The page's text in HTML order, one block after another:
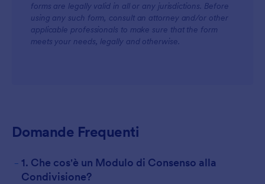
forms are legally valid in all or any jurisdictions. Before
using any such form, consult an attorney and/or other
applicable professionals to make sure that the form
meets your needs, legally and otherwise.
Domande Frequenti
- 1. Che cos'è un Modulo di Consenso alla
Condivisione?